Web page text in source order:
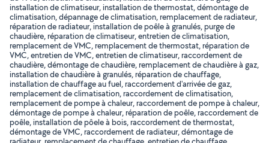
installation de climatiseur, installation de thermostat, démontage de
climatisation, dépannage de climatisation, remplacement de radiateur,
réparation de radiateur, installation de poêle à granulés, purge de
chaudière, réparation de climatiseur, entretien de climatisation,
remplacement de VMC, remplacement de thermostat, réparation de
VMC, entretien de VMC, entretien de climatiseur, raccordement de
chaudière, démontage de chaudière, remplacement de chaudière à gaz,
installation de chaudière à granulés, réparation de chauffage,
installation de chauffage au fuel, raccordement d'arrivée de gaz,
remplacement de climatisation, raccordement de climatisation,
remplacement de pompe à chaleur, raccordement de pompe à chaleur,
démontage de pompe à chaleur, réparation de poêle, raccordement de
poêle, installation de pôele à bois, raccordement de thermostat,
démontage de VMC, raccordement de radiateur, démontage de